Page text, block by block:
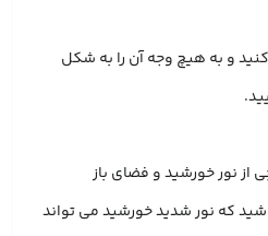
کنید و به هیچ وجه آن را به شکل
از نور خورشید و فضای باز
که نور شدید خورشید می تواند